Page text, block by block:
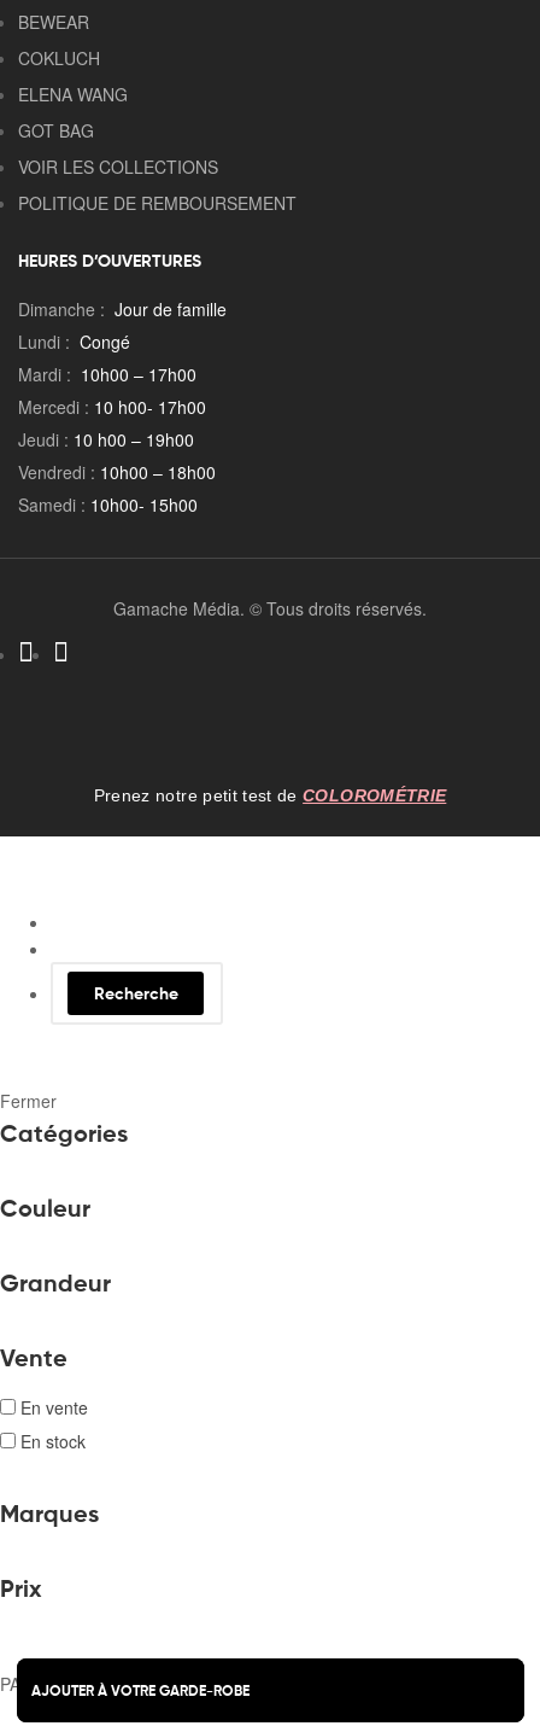
AJOUTER À VOTRE GARDE-ROBE
AJOUTER À VOTRE GARDE-ROBE
BEWEAR
COKLUCH
ELENA WANG
GOT BAG
VOIR LES COLLECTIONS
POLITIQUE DE REMBOURSEMENT
HEURES D’OUVERTURES
Dimanche : Jour de famille
Lundi : Congé
Mardi : 10h00 – 17h00
Mercedi : 10 h00- 17h00
Jeudi : 10 h00 – 19h00
Vendredi : 10h00 – 18h00
Samedi : 10h00- 15h00
Gamache Média. © Tous droits réservés.
Prenez notre petit test deCOLOROMÉTRIE
Recherche
Fermer
Catégories
Couleur
Grandeur
Vente
En vente
En stock
Marques
Prix
PANIER fermer